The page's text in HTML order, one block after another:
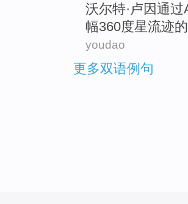
沃尔特·卢因通过
幅360度星流迹的
youdao
更多双语例句